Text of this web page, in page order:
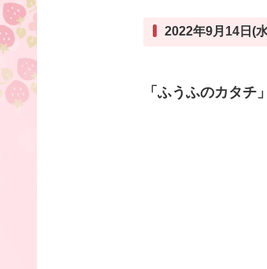
2022年9月14日(
「ふうふのカタチ